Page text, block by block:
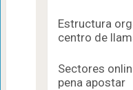
Estructura
centro de
Sectores
pena apostar